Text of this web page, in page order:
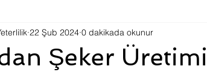
Şeker
22 Şub 2024 0 dakikada okunur